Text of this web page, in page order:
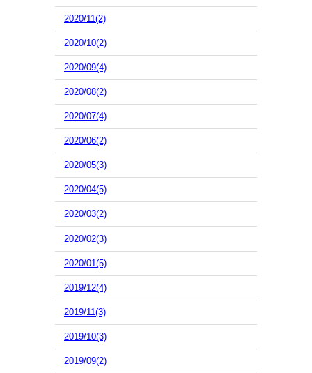
2020/11(2)
2020/10(2)
2020/09(4)
2020/08(2)
2020/07(4)
2020/06(2)
2020/05(3)
2020/04(5)
2020/03(2)
2020/02(3)
2020/01(5)
2019/12(4)
2019/11(3)
2019/10(3)
2019/09(2)